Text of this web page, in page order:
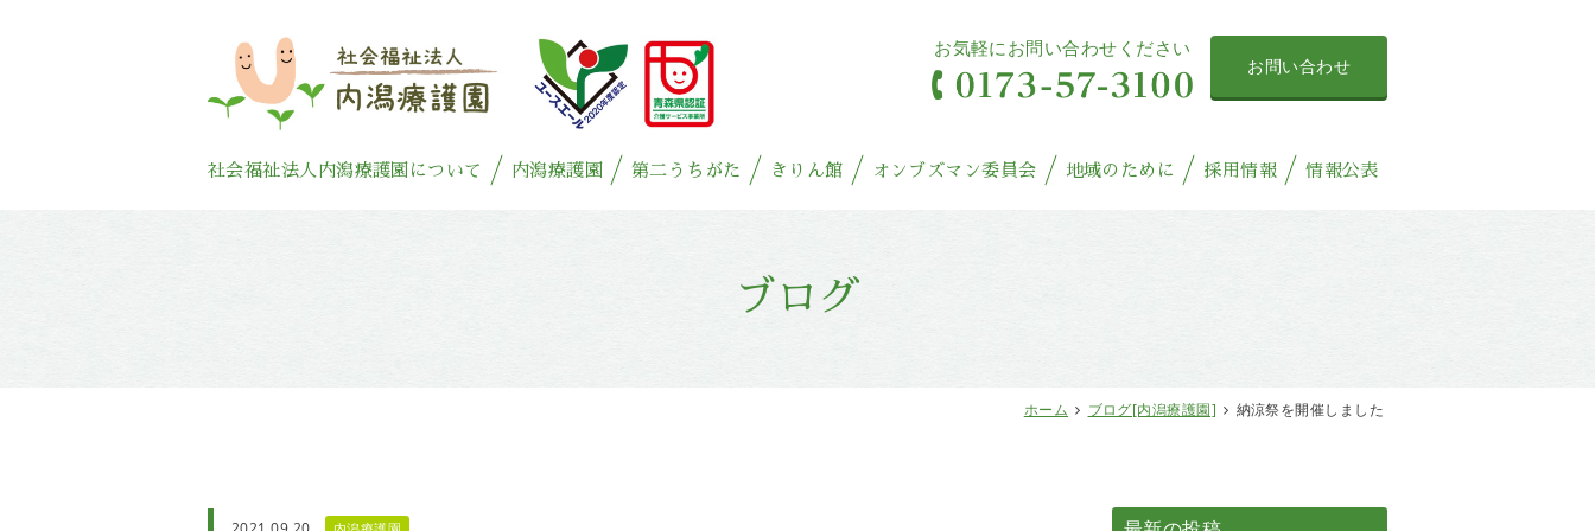
お気軽にお問い合わせください
お問い合わせ
社会福祉法人内潟療護園について 内潟療護園 第二うちがた きりん館 オンブズマン委員会 地域のために 採用情報 情報公表
ブログ
ホーム ブログ[内潟療護園] 納涼祭を開催しました